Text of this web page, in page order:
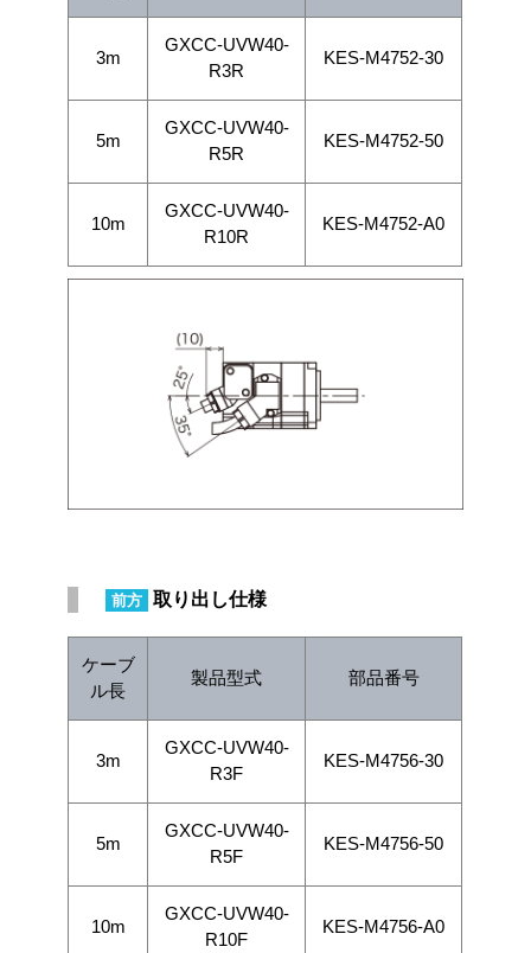
3m
GXCC-UVW40-
R3R
KES-M4752-30
5m
GXCC-UVW40-
R5R
KES-M4752-50
10m
GXCC-UVW40-
R10R
KES-M4752-A0
前方 取り出し仕様
ケーブ
ル長
製品型式 部品番号
3m
GXCC-UVW40-
R3F
KES-M4756-30
5m
GXCC-UVW40-
R5F
KES-M4756-50
10m
GXCC-UVW40-
R10F
KES-M4756-A0